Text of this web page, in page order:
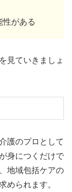
性がある
見ていきましょ
護のプロとして
身につくだけで
地域包括ケアの
められます。